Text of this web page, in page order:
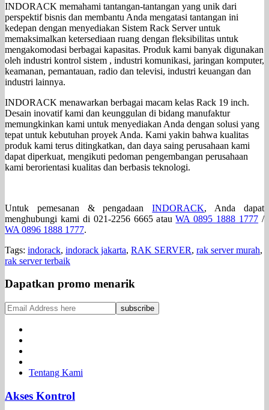
INDORACK memahami tantangan-tantangan yang unik dari
perspektif bisnis dan membantu Anda mengatasi tantangan ini
kedepan dengan menyediakan Sistem Rack Server untuk
memaksimalkan ketersediaan ruang dengan fleksibilitas untuk
mengakomodasi berbagai kapasitas. Produk kami banyak digunakan
oleh industri kontrol sistem , industri komunikasi, jaringan komputer,
keamanan, pemantauan, radio dan televisi, industri keuangan dan
industri lainnya.
INDORACK menawarkan berbagai macam kelas Rack 19 inch.
Desain inovatif kami dan keunggulan di bidang manufaktur
memungkinkan kami untuk menyediakan Anda dengan solusi yang
tepat untuk kebutuhan proyek Anda. Kami yakin bahwa kualitas
produk kami terus ditingkatkan, dan daya saing perusahaan kami
dapat diperkuat, mengikuti pedoman pengembangan perusahaan
kami berorientasi kualitas dan berbasis teknologi.
Untuk pemesanan & pengadaanINDORACK, Anda dapat
menghubungi kami di 021-2256 6665 atauWA 0895 1888 1777 /
WA 0896 1888 1777.
Tags: indorack, indorack jakarta, RAK SERVER, rak server murah,
rak server terbaik
Dapatkan promo menarik
Tentang Kami
Akses Kontrol